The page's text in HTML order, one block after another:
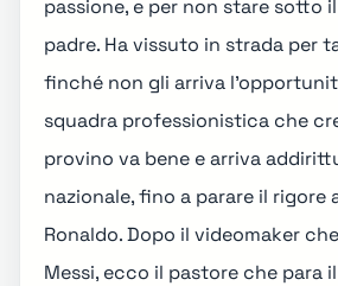
passione, e per non stare sotto
padre. Ha vissuto in strada per
finché non gli arriva
squadra professionistica che
provino va bene e arriva
nazionale, fino a parare il rigore
Ronaldo. Dopo il videomaker
Messi, ecco il pastore che para